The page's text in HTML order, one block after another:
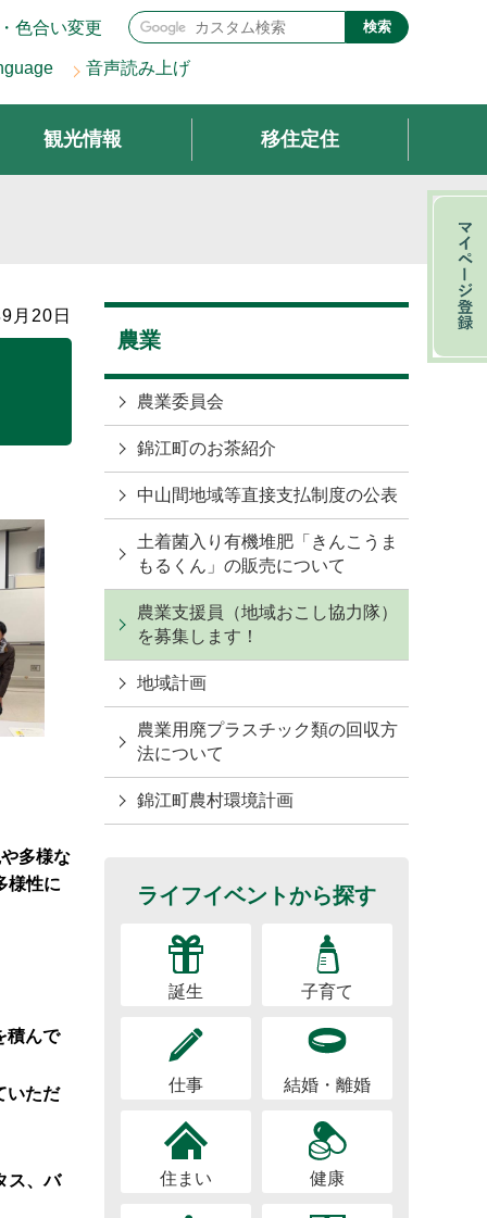
色合い変更
音声読み上げ
検索
観光情報 移住定住
月20日
多様な
様性に
積んで
いただ
ス、バ
農業
農業委員会
錦江町のお茶紹介
中山間地域等直接支払制度の公表
土着菌入り有機堆肥「きんこうま
もるくん」の販売について
農業支援員（地域おこし協力隊）
を募集します！
地域計画
農業用廃プラスチック類の回収方
法について
錦江町農村環境計画
ライフイベントから探す
誕生 子育て
仕事 結婚・離婚
住まい 健康